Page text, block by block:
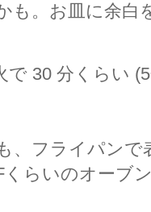
も。お皿に余白
で 30 分くらい
、フライパンで
らいのオーブ